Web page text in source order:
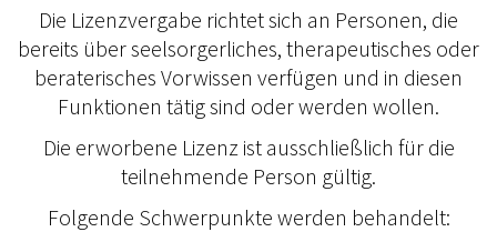
Die Lizenzvergabe richtet sich an Personen, die
bereits über seelsorgerliches, therapeutisches oder
beraterisches Vorwissen verfügen und in diesen
Funktionen tätig sind oder werden wollen.
Die erworbene Lizenz ist ausschließlich für die
teilnehmende Person gültig.
Folgende Schwerpunkte werden behandelt: